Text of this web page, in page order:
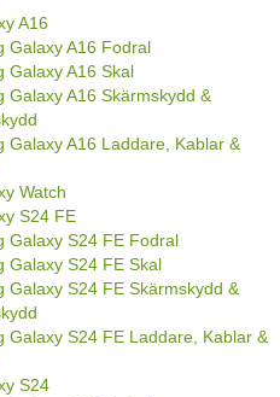
A16
Galaxy A16 Fodral
Galaxy A16 Skal
Galaxy A16 Skärmskydd &
Galaxy A16 Laddare, Kablar &
Watch
S24 FE
Galaxy S24 FE Fodral
Galaxy S24 FE Skal
Galaxy S24 FE Skärmskydd &
Galaxy S24 FE Laddare, Kablar &
S24